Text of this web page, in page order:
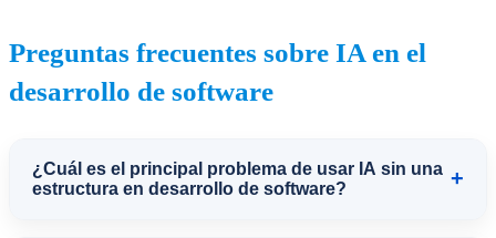
Preguntas frecuentes sobre IA en el
desarrollo de software
¿Cuál es el principal problema de usar IA sin una
estructura en desarrollo de software?
+